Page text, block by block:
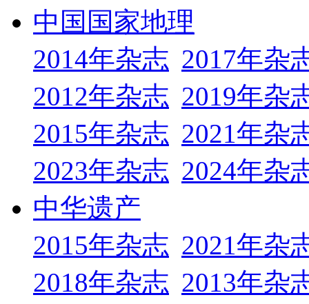
中国国家地理
2014年杂志 2017年杂
2012年杂志 2019年杂
2015年杂志 2021年杂
2023年杂志 2024年杂
中华遗产
2015年杂志 2021年杂
2018年杂志 2013年杂